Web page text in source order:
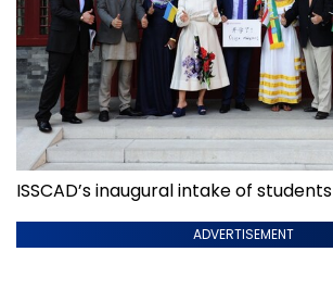
ISSCAD’s inaugural intake of students
ADVERTISEMENT